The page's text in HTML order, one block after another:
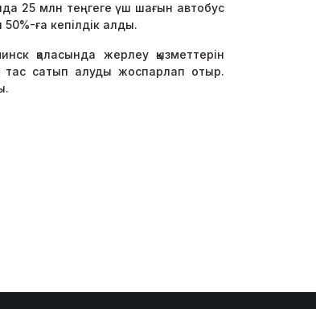
25 млн теңгеге үш шағын автобус
ға кепілдік алды.
қаласында жерлеу қызметтерін
тас сатып алуды жоспарлап отыр.